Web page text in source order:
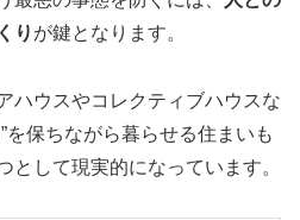
り が鍵となります。
ハウスやコレクティブハウスな
を保ちながら暮らせる住まいも
として現実的になっています。